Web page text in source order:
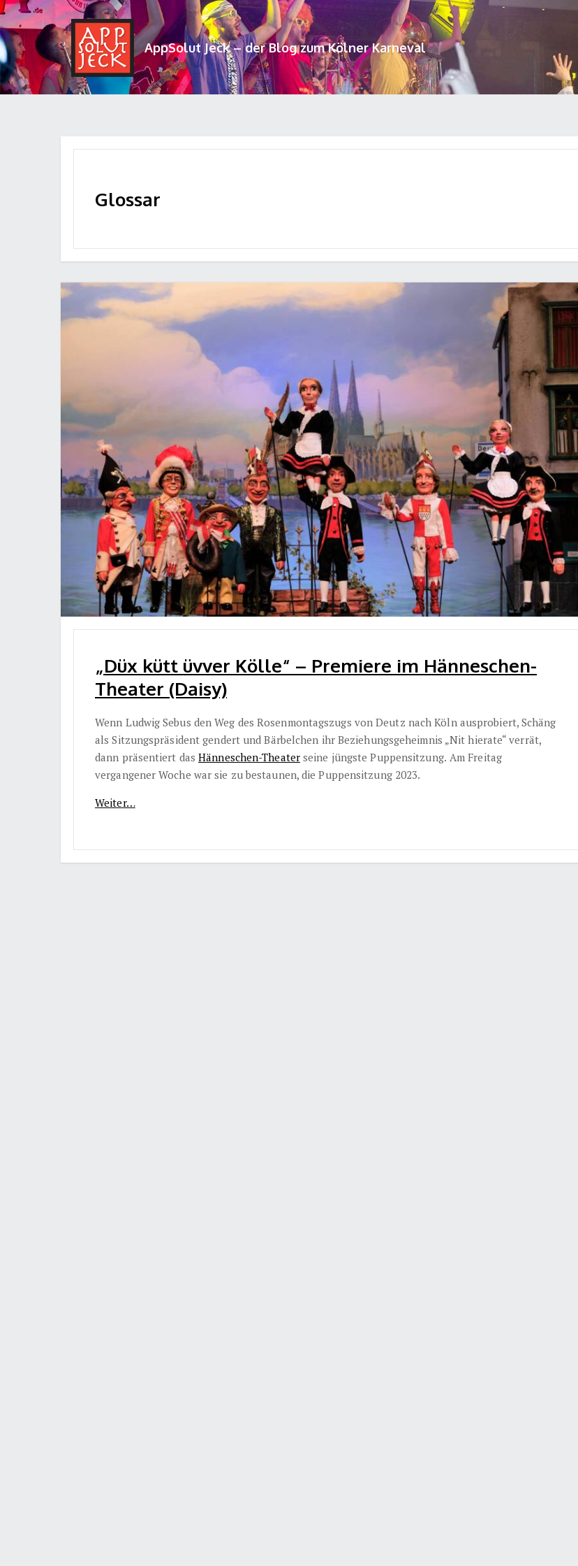
AppSolut Jeck – der Blog zum Kölner Karneval
Glossar
„Düx kütt üvver Kölle“ – Premiere im Hänneschen-
Theater (Daisy)
Wenn Ludwig Sebus den Weg des Rosenmontagszugs von Deutz nach Köln ausprobiert, Schäng
als Sitzungspräsident gendert und Bärbelchen ihr Beziehungsgeheimnis „Nit hierate“ verrät,
dann präsentiert dasHänneschen-Theaterseine jüngste Puppensitzung. Am Freitag
vergangener Woche war sie zu bestaunen, die Puppensitzung 2023.
Weiter…